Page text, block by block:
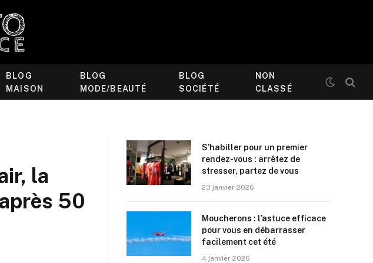
BLOG
MAISON
BLOG
MODE/BEAUTÉ
BLOG
SOCIÉTÉ
NON
CLASSÉ
la
50
S’habiller pour un premier
rendez-vous : arrêtez de
stresser, partez de vous
23 janvier 2026
Moucherons : l’astuce efficace
pour vous en débarrasser
facilement cet été
4 janvier 2026